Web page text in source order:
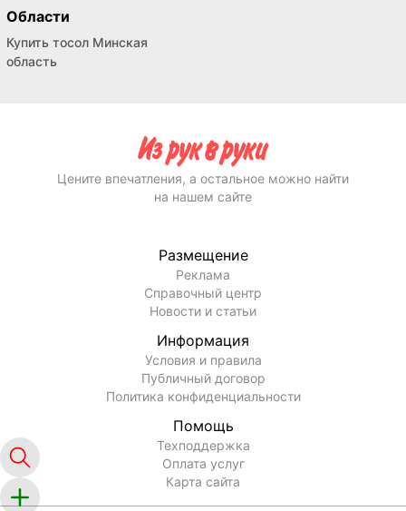
Области
Купить тосол Минская
область
Цените впечатления, а остальное можно найти
на нашем сайте
Размещение
Реклама
Справочный центр
Новости и статьи
Информация
Условия и правила
Публичный договор
Политика конфиденциальности
Помощь
Техподдержка
Оплата услуг
Карта сайта